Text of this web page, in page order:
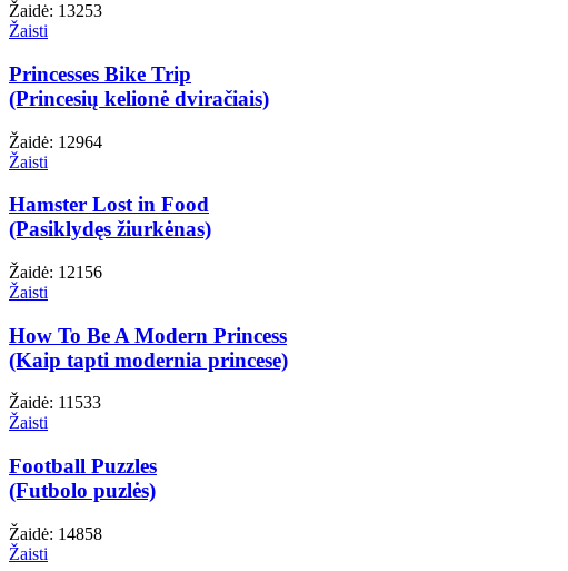
Žaidė: 13253
Žaisti
Princesses Bike Trip
(Princesių kelionė dviračiais)
Žaidė: 12964
Žaisti
Hamster Lost in Food
(Pasiklydęs žiurkėnas)
Žaidė: 12156
Žaisti
How To Be A Modern Princess
(Kaip tapti modernia princese)
Žaidė: 11533
Žaisti
Football Puzzles
(Futbolo puzlės)
Žaidė: 14858
Žaisti